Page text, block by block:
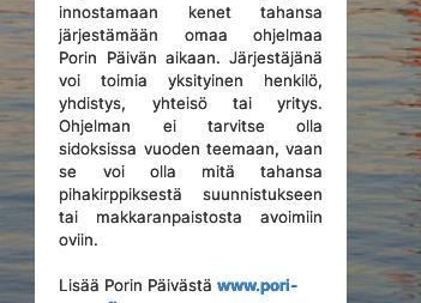
innostamaan kenet tahansa
järjestämään omaa ohjelmaa
Porin Päivän aikaan. Järjestäjänä
voi toimia yksityinen henkilö,
yhdistys, yhteisö tai yritys.
Ohjelman ei tarvitse olla
sidoksissa vuoden teemaan, vaan
se voi olla mitä tahansa
pihakirppiksestä suunnistukseen
tai makkaranpaistosta avoimiin
oviin.
Lisää Porin Päivästäwww.pori-